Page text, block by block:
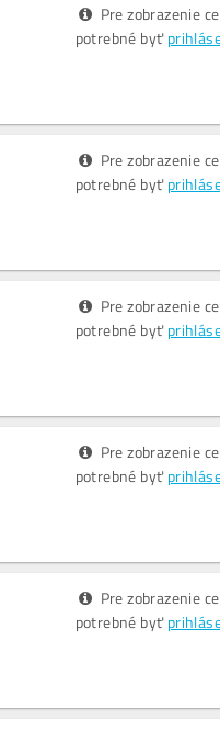
Pre zobrazenie
potrebné byť
Pre zobrazenie
potrebné byť
Pre zobrazenie
potrebné byť
Pre zobrazenie
potrebné byť
Pre zobrazenie
potrebné byť